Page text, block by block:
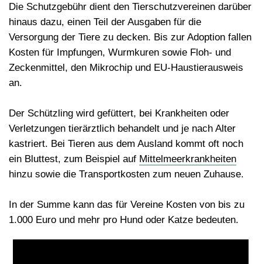
Die Schutzgebühr dient den Tierschutzvereinen darüber
hinaus dazu, einen Teil der Ausgaben für die
Versorgung der Tiere zu decken. Bis zur Adoption fallen
Kosten für Impfungen, Wurmkuren sowie Floh- und
Zeckenmittel, den Mikrochip und EU-Haustierausweis
an.
Der Schützling wird gefüttert, bei Krankheiten oder
Verletzungen tierärztlich behandelt und je nach Alter
kastriert. Bei Tieren aus dem Ausland kommt oft noch
ein Bluttest, zum Beispiel auf Mittelmeerkrankheiten
hinzu sowie die Transportkosten zum neuen Zuhause.
In der Summe kann das für Vereine Kosten von bis zu
1.000 Euro und mehr pro Hund oder Katze bedeuten.